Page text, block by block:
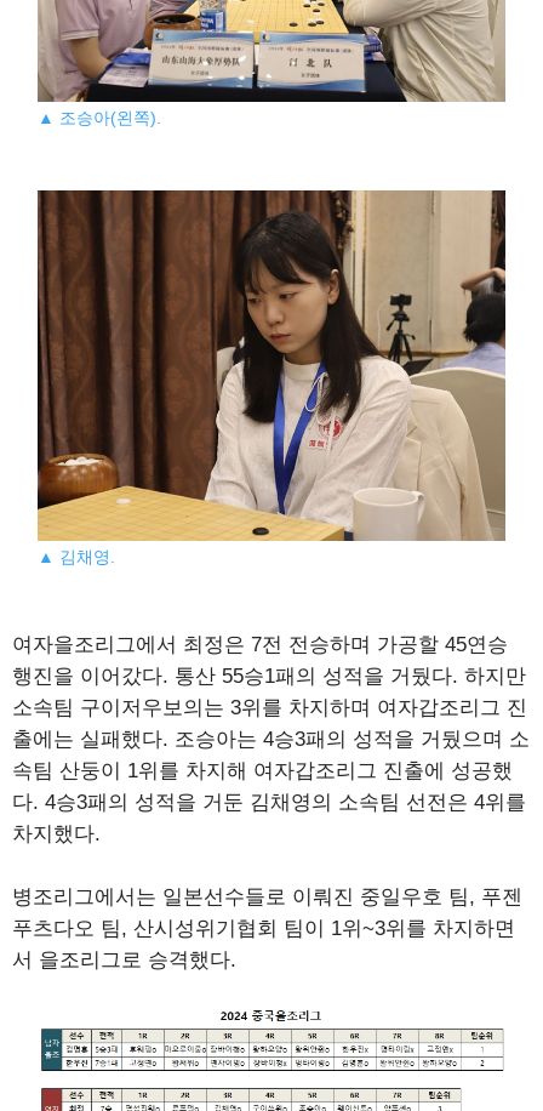
▲ 조승아(왼쪽).
▲ 김채영.
여자을조리그에서 최정은 7전 전승하며 가공할 45연승
행진을 이어갔다. 통산 55승1패의 성적을 거뒀다. 하지만
소속팀 구이저우보의는 3위를 차지하며 여자갑조리그 진
출에는 실패했다. 조승아는 4승3패의 성적을 거뒀으며 소
속팀 산둥이 1위를 차지해 여자갑조리그 진출에 성공했
다. 4승3패의 성적을 거둔 김채영의 소속팀 선전은 4위를
차지했다.
병조리그에서는 일본선수들로 이뤄진 중일우호 팀, 푸젠
푸츠다오 팀, 산시성위기협회 팀이 1위~3위를 차지하면
서 을조리그로 승격했다.